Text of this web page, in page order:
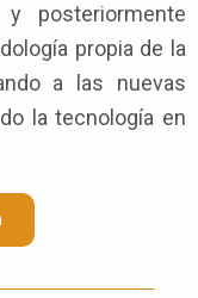
posteriormente
propia de la
a las nuevas
la tecnología en